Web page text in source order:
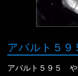
アバルト５９
アバルト５９５